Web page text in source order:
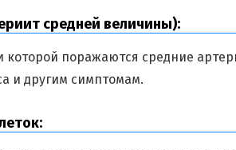
средней величины):
поражаются средние
и другим симптомам.